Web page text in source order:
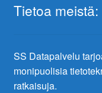
Tietoa meistä:
SS Datapalvelu
monipuolisia
ratkaisuja.